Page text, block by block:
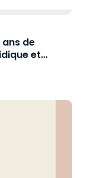
ans de
et